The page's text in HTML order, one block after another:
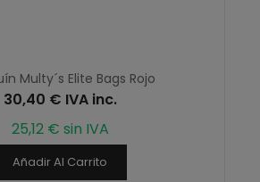
Multy´s Elite Bags Rojo
30,40 € IVA inc.
25,12 € sin IVA
Añadir Al Carrito